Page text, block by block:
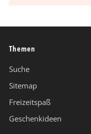
Themen
Suche
Sitemap
Freizeitspaß
Geschenkideen